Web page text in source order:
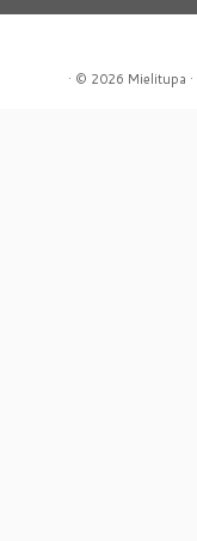
· © 2026 Mielitupa ·